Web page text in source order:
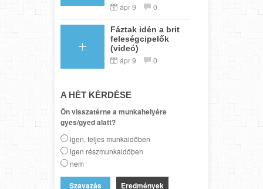
ápr 9 0
Fáztak idén a brit
feleségcipelők
(videó)
ápr 9 0
A HÉT KÉRDÉSE
Ön visszatérne a munkahelyére
gyes/gyed alatt?
igen, teljes munkaidőben
igen részmunkaidőben
nem
Eredmények